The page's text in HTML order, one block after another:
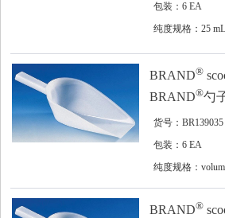
包装：6 EA
纯度规格：25
BRAND®
BRAND®勺
货号：BR139035
包装：6 EA
纯度规格：
BRAND®